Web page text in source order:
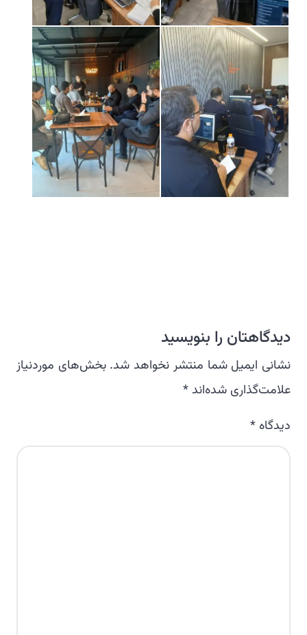
دیدگاهتان را بنویسید
نشانی ایمیل شما منتشر نخواهد شد. بخش‌های موردنیاز
علامت‌گذاری شده‌اند *
دیدگاه *